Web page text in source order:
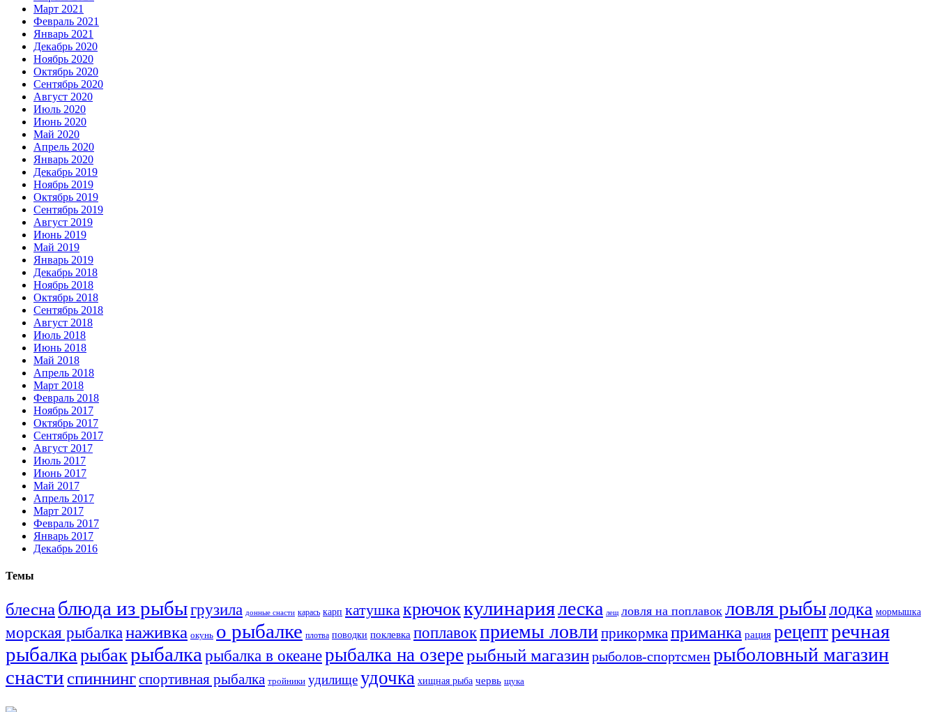
Март 2021
Февраль 2021
Январь 2021
Декабрь 2020
Ноябрь 2020
Октябрь 2020
Сентябрь 2020
Август 2020
Июль 2020
Июнь 2020
Май 2020
Апрель 2020
Январь 2020
Декабрь 2019
Ноябрь 2019
Октябрь 2019
Сентябрь 2019
Август 2019
Июнь 2019
Май 2019
Январь 2019
Декабрь 2018
Ноябрь 2018
Октябрь 2018
Сентябрь 2018
Август 2018
Июль 2018
Июнь 2018
Май 2018
Апрель 2018
Март 2018
Февраль 2018
Ноябрь 2017
Октябрь 2017
Сентябрь 2017
Август 2017
Июль 2017
Июнь 2017
Май 2017
Апрель 2017
Март 2017
Февраль 2017
Январь 2017
Декабрь 2016
Темы
блеснаблюда из рыбыгрузила донные снасти карась карп катушкакрючоккулинариялеска лещ ловля на поплавок ловля рыбылодка мормышка
морская рыбалканаживка окунь о рыбалке плотва поводки поклевка поплавокприемы ловлиприкормкаприманка рация рецептречная
рыбалкарыбакрыбалкарыбалка в океанерыбалка на озерерыбный магазинрыболов-спортсменрыболовный магазин
снасти спиннингспортивная рыбалка тройники удилищеудочка хищная рыба червь щука